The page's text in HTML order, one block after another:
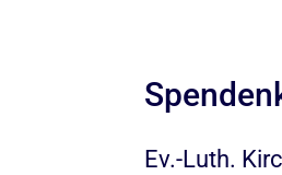
Ev.-Luth.